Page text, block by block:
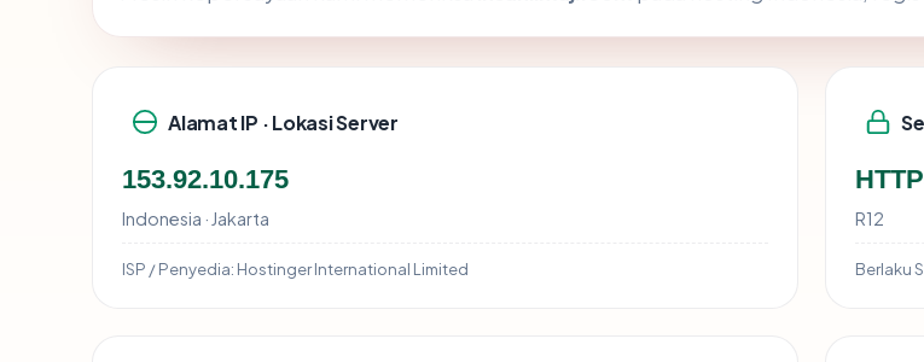
Alamat IP · Lokasi Server
153.92.10.175
Indonesia · Jakarta
ISP / Penyedia: Hostinger International Limited
R12
Berlaku